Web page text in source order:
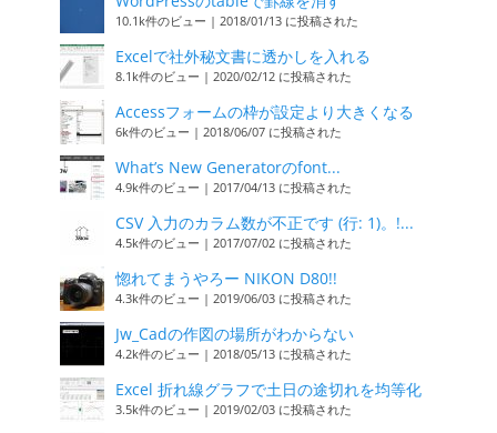
10.1k件のビュー | 2018/01/13 に投稿された
Excelで社外秘文書に透かしを入れる
8.1k件のビュー | 2020/02/12 に投稿された
Accessフォームの枠が設定より大きくなる
6k件のビュー | 2018/06/07 に投稿された
What’s New Generatorのfont...
4.9k件のビュー | 2017/04/13 に投稿された
CSV 入力のカラム数が不正です (行: 1)。!...
4.5k件のビュー | 2017/07/02 に投稿された
惚れてまうやろー NIKON D80!!
4.3k件のビュー | 2019/06/03 に投稿された
Jw_Cadの作図の場所がわからない
4.2k件のビュー | 2018/05/13 に投稿された
Excel 折れ線グラフで土日の途切れを均等化
3.5k件のビュー | 2019/02/03 に投稿された